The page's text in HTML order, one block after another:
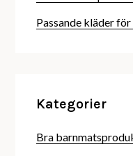
Passande kläder
Kategorier
Bra